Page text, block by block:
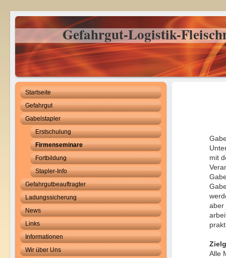
Gefahrgut-Logistik-
Startseite
Gefahrgut
Gabelstapler
Erstschulung
Firmenseminare
Fortbildung
Stapler-Info
Gefahrgutbeauftragter
Ladungssicherung
News
Links
Informationen
Wir über Uns
mit
aber
Alle